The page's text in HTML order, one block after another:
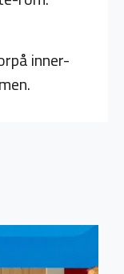
inner-